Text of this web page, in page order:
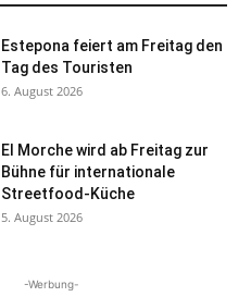
Estepona feiert am Freitag den
Tag des Touristen
6. August 2026
El Morche wird ab Freitag zur
Bühne für internationale
Streetfood-Küche
5. August 2026
-Werbung-